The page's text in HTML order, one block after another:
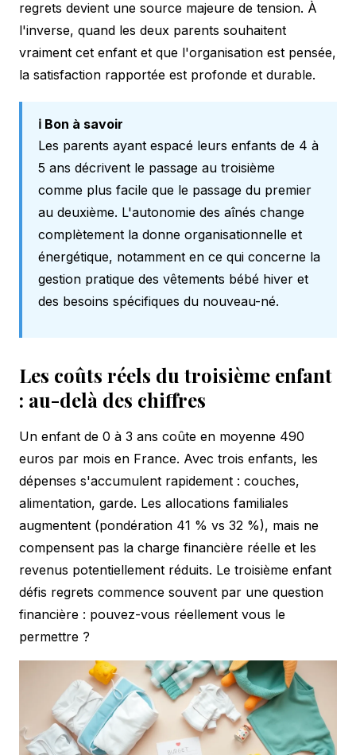
regrets devient une source majeure de tension. À
l'inverse, quand les deux parents souhaitent
vraiment cet enfant et que l'organisation est pensée,
la satisfaction rapportée est profonde et durable.
ℹ️ Bon à savoir
Les parents ayant espacé leurs enfants de 4 à
5 ans décrivent le passage au troisième
comme plus facile que le passage du premier
au deuxième. L'autonomie des aînés change
complètement la donne organisationnelle et
énergétique, notamment en ce qui concerne la
gestion pratique des vêtements bébé hiver et
des besoins spécifiques du nouveau-né.
Les coûts réels du troisième enfant
: au-delà des chiffres
Un enfant de 0 à 3 ans coûte en moyenne 490
euros par mois en France. Avec trois enfants, les
dépenses s'accumulent rapidement : couches,
alimentation, garde. Les allocations familiales
augmentent (pondération 41 % vs 32 %), mais ne
compensent pas la charge financière réelle et les
revenus potentiellement réduits. Le troisième enfant
défis regrets commence souvent par une question
financière : pouvez-vous réellement vous le
permettre ?